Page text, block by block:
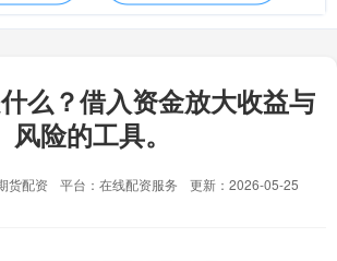
么？借入资金放大收益与
风险的工具。
货配资 平台：在线配资服务
更新：2026-05-25